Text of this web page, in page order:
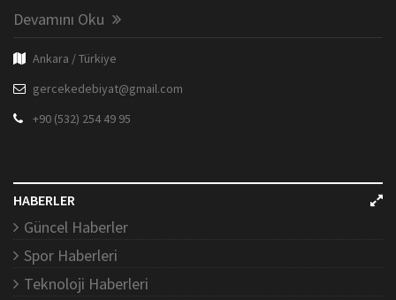
Devamını Oku
Ankara / Türkiye
gercekedebiyat@gmail.com
+90 (532) 254 49 95
HABERLER
Güncel Haberler
Spor Haberleri
Teknoloji Haberleri